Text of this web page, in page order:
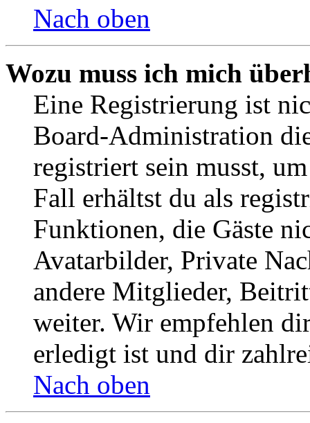
Nach oben
Wozu muss ich mich
Eine Registrierung ist
Board-Administration
registriert sein musst,
Fall erhältst du als
Funktionen, die Gäste
Avatarbilder, Private
andere Mitglieder,
weiter. Wir empfehlen
erledigt ist und dir
Nach oben